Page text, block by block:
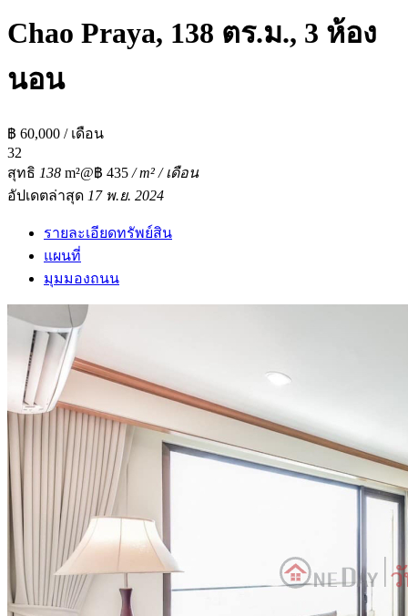
Chao Praya, 138 ตร.ม., 3 ห้อง
นอน
฿ 60,000 / เดือน
32
สุทธิ 138 m²@฿ 435 / m² / เดือน
อัปเดตล่าสุด 17 พ.ย. 2024
รายละเอียดทรัพย์สิน
แผนที่
มุมมองถนน